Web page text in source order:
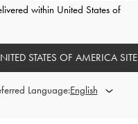
パテントボウブロックヒールパ
ル
within United States of
STATES OF AMERICA SITE
Language: